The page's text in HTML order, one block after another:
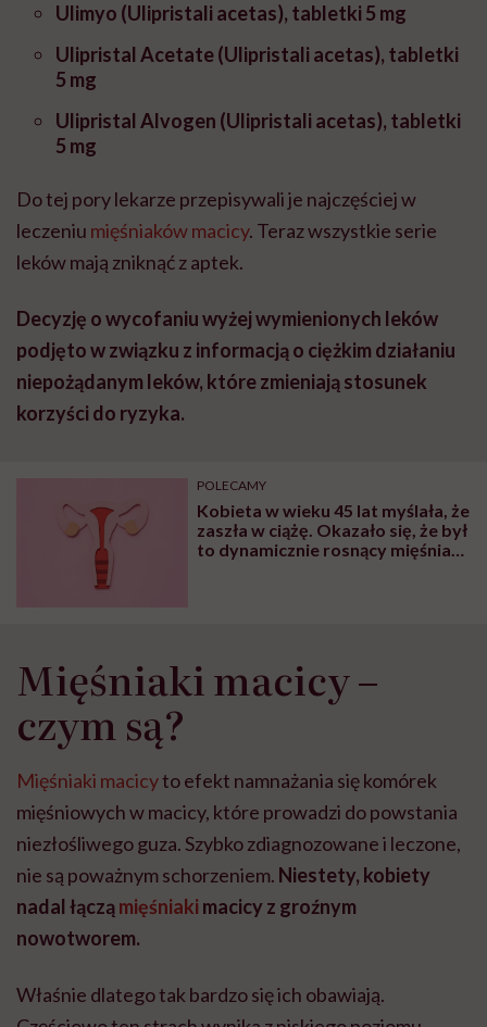
Ulimyo (Ulipristali acetas), tabletki 5 mg
Ulipristal Acetate (Ulipristali acetas), tabletki
5 mg
Ulipristal Alvogen (Ulipristali acetas), tabletki
5 mg
Do tej pory lekarze przepisywali je najczęściej w
leczeniu mięśniaków macicy. Teraz wszystkie serie
leków mają zniknąć z aptek.
Decyzję o wycofaniu wyżej wymienionych leków
podjęto w związku z informacją o ciężkim działaniu
niepożądanym leków, które zmieniają stosunek
korzyści do ryzyka.
POLECAMY
Kobieta w wieku 45 lat myślała, że
zaszła w ciążę. Okazało się, że był
to dynamicznie rosnący mięśniak
Mięśniaki macicy –
czym są?
Mięśniaki macicyto efekt namnażania się komórek
mięśniowych w macicy, które prowadzi do powstania
niezłośliwego guza. Szybko zdiagnozowane i leczone,
nie są poważnym schorzeniem. Niestety, kobiety
nadal łącząmięśniaki macicy z groźnym
nowotworem.
Właśnie dlatego tak bardzo się ich obawiają.